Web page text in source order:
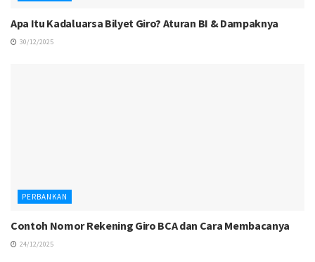
Apa Itu Kadaluarsa Bilyet Giro? Aturan BI & Dampaknya
30/12/2025
PERBANKAN
Contoh Nomor Rekening Giro BCA dan Cara Membacanya
24/12/2025